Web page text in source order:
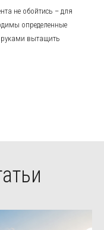
не обойтись – для
определенные
вытащить